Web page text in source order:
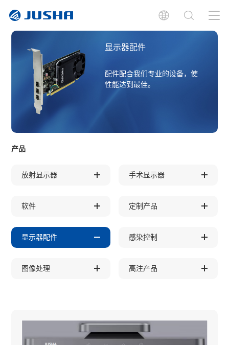
显示器配件
配件配合我们专业的设备，使
性能达到最佳。
产品
放射显示器 手术显示器
软件 定制产品
显示器配件 感染控制
图像处理 高注产品